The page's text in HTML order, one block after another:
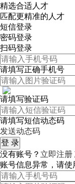
精选合适人才
匹配更精准的人才
短信登录
密码登录
扫码登录
请填写正确手机号
请填写验证码
请填写短信动态码
发送动态码
没有账号？ 立即注册
账号信息异常，请